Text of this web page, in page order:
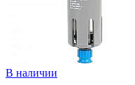
В наличии